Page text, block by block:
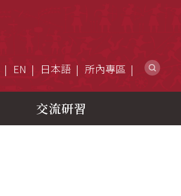
EN 日本語 所內專區
交流研習